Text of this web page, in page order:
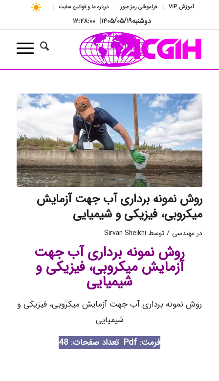
آموزش VIP فراموشی رمز عبور درباره ما و قوانین سایت
دوشنبه۱۴۰۵/۰۵/۱۹| ۱۲:۲۸:۰۱
روش نمونه برداری آب جهت آزمایش
میکروبی، فیزیکی و شیمیایی
درمهندسی / توسط Sirvan Sheikhi
روش نمونه برداری آب جهت
آزمایش میکروبی، فیزیکی و
شیمیایی
روش نمونه برداری آب جهت آزمایش میکروبی، فیزیکی و
شیمیایی
فرمت: Pdf
تعداد صفحات: 48